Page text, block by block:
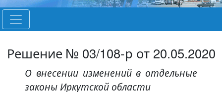
Решение № 03/108-р от 20.05.2020
О внесении изменений в отдельные
законы Иркутской области